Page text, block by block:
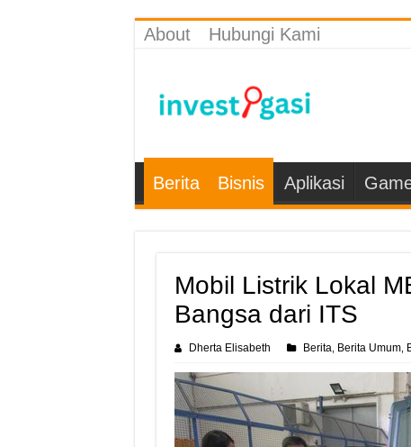
About Hubungi Kami
Berita Bisnis Aplikasi
Mobil Listrik Lokal
Bangsa dari ITS
Dherta Elisabeth Berita Berita Umum,